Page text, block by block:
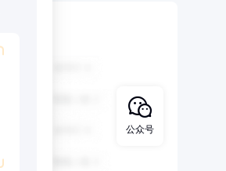
公众号